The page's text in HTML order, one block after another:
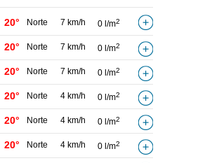
20° Norte 7 km/h 0 l/m2
20° Norte 7 km/h 0 l/m2
20° Norte 7 km/h 0 l/m2
20° Norte 4 km/h 0 l/m2
20° Norte 4 km/h 0 l/m2
20° Norte 4 km/h 0 l/m2